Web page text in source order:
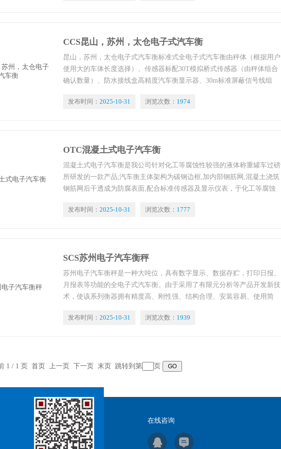
CCS昆山，苏州，太仓电子式汽车衡
昆山，苏州，太仓电子式汽车衡标准式全电子式汽车衡由秤体（根据用户
使用大的车体长度选择）、传感器标配30T模拟桥式传感器（由秤体组合
确认数量）、防水接线盒高精度汽车衡显示器、30m标准屏蔽信号线组
机、大屏幕显示器等辅助配置满足功能。能深入应用到生产过程的监控和
发布时间： 2025-10-31 浏览次数： 1974
OTC混凝土式电子汽车衡
混凝土式电子汽车衡是我公司针对化工等腐蚀性较强的液体称重罐车过磅
所研发的一款产品;汽车衡主体架构为碳钢边框,加内部钢筋网,混凝土浇筑
钢筋网后干透成为防腐表面,配合标准传感器及显示仪表，于化工等腐蚀
腐蚀秤体使用寿命较短问题。
发布时间： 2025-10-31 浏览次数： 1777
SCS苏州电子汽车衡秤
苏州电子汽车衡秤是一种大吨位，具有数字显示、数据存贮，打印日报、
月报表等功能的全电子式汽车衡。由于采用了有限元分析等产品开发新技
术，使该系列衡器拥有精度高、刚性强、结构合理、安装容易、使用简
场、车间等场所的货物称量，也适用于冶金、矿山、机械、化工、港口码
发布时间： 2025-10-31 浏览次数： 1939
1 / 1 页 首页 上一页 下一页 末页 跳转到第 页
在线咨询